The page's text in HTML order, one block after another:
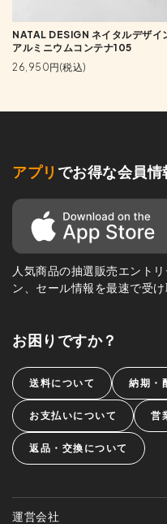
NATAL DESIGN ネイタルデザイ
アルミニウムコンテナ105
26,950円(税込)
アプリ でお得な会員
人気商品の抽選販売エント
ン、セール情報を最速で受け
お困りですか？
送料について 納期・
お支払いについて 営
返品・交換について
運営会社